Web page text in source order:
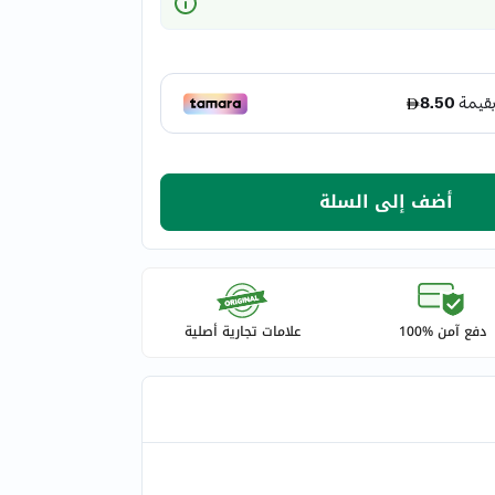
أضف إلى السلة
دفع آمن %100 علامات تجارية أصلية